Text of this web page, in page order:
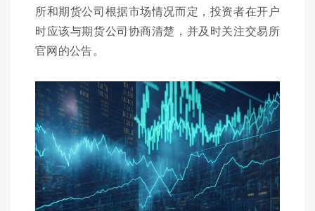
所和期货公司根据市场情况而定，投资者在开户
时应该与期货公司协商清楚，并及时关注交易所
官网的公告。